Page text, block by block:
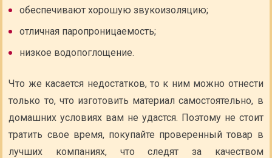
обеспечивают хорошую звукоизоляцию;
отличная паропроницаемость;
низкое водопоглощение.
Что же касается недостатков, то к ним можно отнести
только то, что изготовить материал самостоятельно, в
домашних условиях вам не удастся. Поэтому не стоит
тратить свое время, покупайте проверенный товар в
лучших компаниях, что следят за качеством